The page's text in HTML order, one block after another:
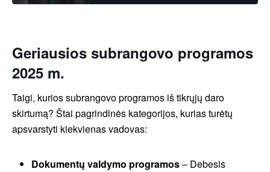
Geriausios subrangovo programos
2025 m.
Taigi, kurios subrangovo programos iš tikrųjų daro
skirtumą? Štai pagrindinės kategorijos, kurias turėtų
apsvarstyti kiekvienas vadovas:
Dokumentų valdymo programos– Debesis